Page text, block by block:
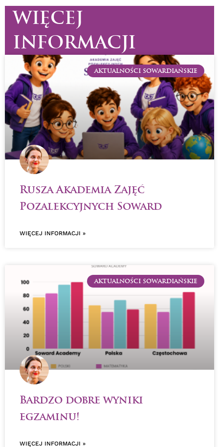
WIĘCEJ
INFORMACJI
AKTUALNOŚCI SOWARDIAŃSKIE
Rusza Akademia Zajęć
Pozalekcyjnych Soward
WIĘCEJ INFORMACJI »
AKTUALNOŚCI SOWARDIAŃSKIE
Bardzo dobre wyniki
egzaminu!
WIĘCEJ INFORMACJI »